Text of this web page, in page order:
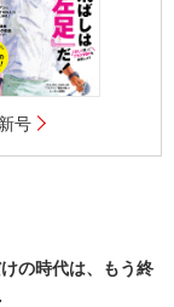
号
の時代は、もう終